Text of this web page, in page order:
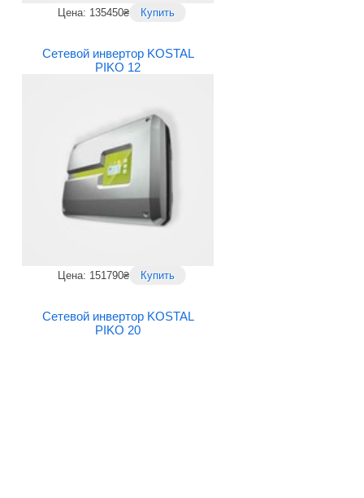
Цена: 135450₴ Купить
Сетевой инвертор KOSTAL
PIKO 12
Цена: 151790₴ Купить
Сетевой инвертор KOSTAL
PIKO 20